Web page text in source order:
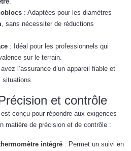
: Adaptées pour les diamètres
, sans nécessiter de réductions
: Idéal pour les professionnels qui
sur le terrain.
l’assurance d’un appareil fiable et
situations.
et contrôle
est conçu pour répondre aux exigences
matière de précision et de contrôle :
intégré : Permet un suivi en